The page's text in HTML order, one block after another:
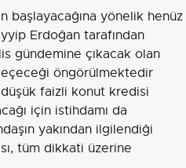
başlayacağına yönelik henüz
Erdoğan tarafından
gündemine çıkacak olan
öngörülmektedir
faizli konut kredisi
için istihdamı da
yakından ilgilendiği
tüm dikkati üzerine